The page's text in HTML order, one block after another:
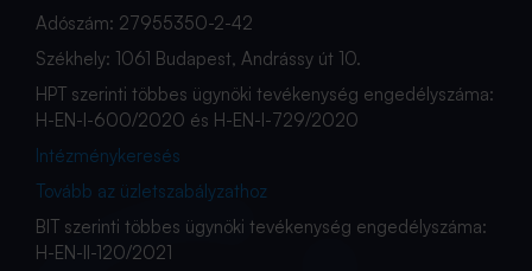
Adószám: 27955350-2-42
Székhely: 1061 Budapest, Andrássy út 10.
HPT szerinti többes ügynöki tevékenység engedélyszáma:
H-EN-I-600/2020 és H-EN-I-729/2020
Intézménykeresés
Tovább az üzletszabályzathoz
BIT szerinti többes ügynöki tevékenység engedélyszáma:
H-EN-II-120/2021